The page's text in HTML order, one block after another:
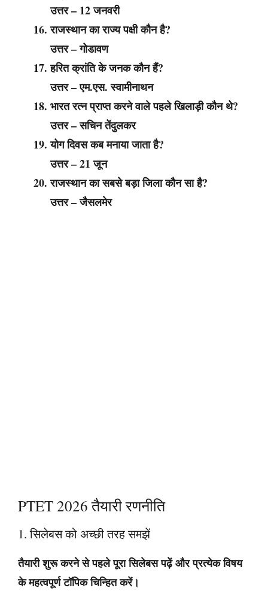
उत्तर – 12 जनवरी
राजस्थान का राज्य पक्षी कौन है?
उत्तर – गोडावण
हरित क्रांति के जनक कौन हैं?
उत्तर – एम.एस. स्वामीनाथन
भारत रत्न प्राप्त करने वाले पहले खिलाड़ी कौन थे?
उत्तर – सचिन तेंदुलकर
योग दिवस कब मनाया जाता है?
उत्तर – 21 जून
राजस्थान का सबसे बड़ा जिला कौन सा है?
उत्तर – जैसलमेर
PTET 2026 तैयारी रणनीति
1. सिलेबस को अच्छी तरह समझें
तैयारी शुरू करने से पहले पूरा सिलेबस पढ़ें और प्रत्येक विषय
के महत्वपूर्ण टॉपिक चिन्हित करें।